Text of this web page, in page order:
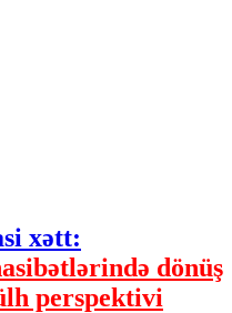
xətt:
dönüş
perspektivi